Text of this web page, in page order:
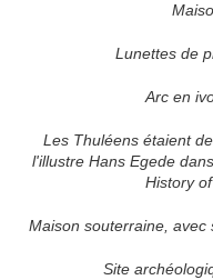
Lunettes de
Arc en
Les Thuléens étaient
l'illustre Hans Egede
History
Maison souterraine, avec
Site